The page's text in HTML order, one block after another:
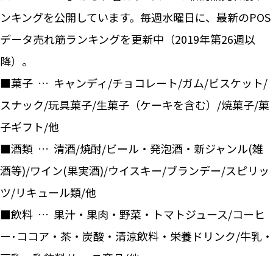
ンキングを公開しています。毎週水曜日に、最新のPOS
データ売れ筋ランキングを更新中（2019年第26週以
降）。
■菓子 … キャンディ/チョコレート/ガム/ビスケット/
スナック/玩具菓子/生菓子（ケーキを含む）/焼菓子/菓
子ギフト/他
■酒類 … 清酒/焼酎/ビール・発泡酒・新ジャンル(雑
酒等)/ワイン(果実酒)/ウイスキー/ブランデー/スピリッ
ツ/リキュール類/他
■飲料 … 果汁・果肉・野菜・トマトジュース/コーヒ
ー･ココア・茶・炭酸・清涼飲料・栄養ドリンク/牛乳・